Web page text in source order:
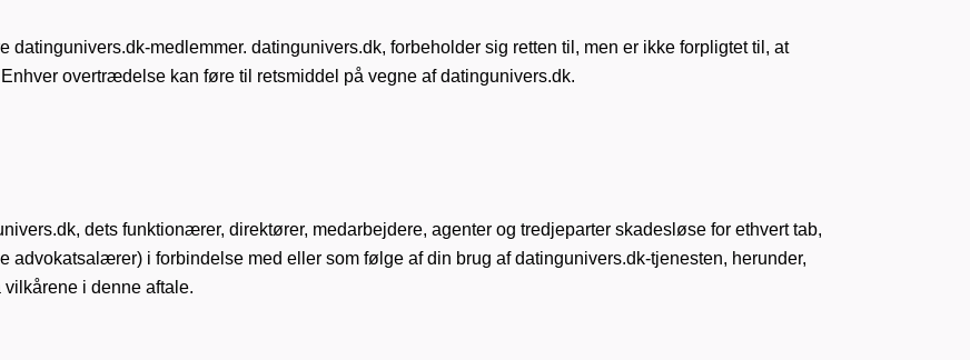
datingunivers.dk-medlemmer. datingunivers.dk, forbeholder sig retten til, men er ikke forpligtet til, at
overtrædelse kan føre til retsmiddel på vegne af datingunivers.dk.
dets funktionærer, direktører, medarbejdere, agenter og tredjeparter skadesløse for ethvert tab,
advokatsalærer) i forbindelse med eller som følge af din brug af datingunivers.dk-tjenesten, herunder,
i denne aftale.